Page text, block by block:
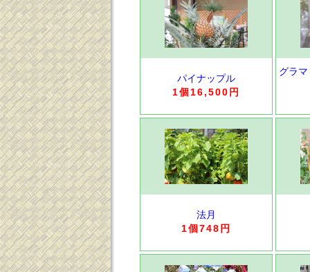
パイナップル
1個16,500円
グラ
法月
1個748円